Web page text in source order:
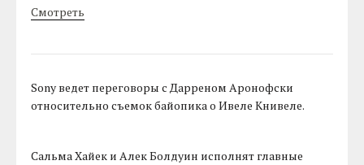
Смотреть
Sony ведет переговоры с Дарреном Аронофски
относительно съемок байопика о Ивеле Книвеле.
Сальма Хайек и Алек Болдуин исполнят главные